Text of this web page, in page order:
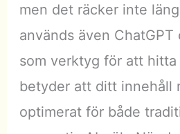
men det räcker inte
används även
som verktyg för att
betyder att ditt innehåll
optimerat för både